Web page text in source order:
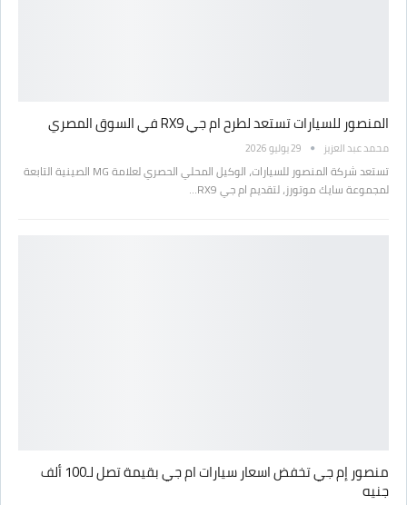
المنصور للسيارات تستعد لطرح ام جي RX9 في السوق المصري
محمد عبد العزيز 29 يوليو 2026
تستعد شركة المنصور للسيارات، الوكيل المحلي الحصري لعلامة MG الصينية التابعة
لمجموعة سايك موتورز، لتقديم ام جي RX9…
منصور إم جي تخفض اسعار سيارات ام جي بقيمة تصل لـ100 ألف
جنيه